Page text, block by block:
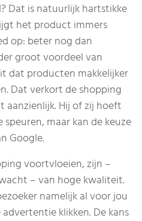
Dat is natuurlijk hartstikke
het product immers
op: beter nog dan
groot voordeel van
dat producten makkelijker
Dat verkort de shopping
aanzienlijk. Hij of zij hoeft
maar kan de keuze
Google.
voortvloeien, zijn –
– van hoge kwaliteit.
namelijk al voor jou
klikken. De kans